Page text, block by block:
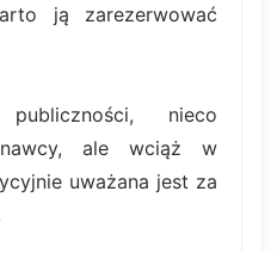
ją zarezerwować
nieco
ale wciąż w
uważana jest za